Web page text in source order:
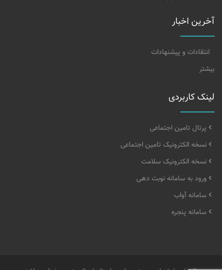
آخرین اخبار
انتقادات و پیشنهادات
بیشتر
لینک کاربردی
پرتال تامین اجتماعی
نسخه الکترونیک تامین اجتماعی
نسخه الکترونیک سلامت
ورود به سامانه نوبت دهی
سامانه آواب
سامانه پنجره